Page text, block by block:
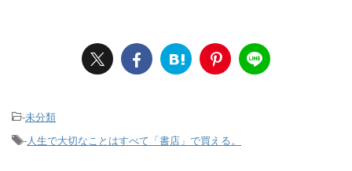
-未分類
- 人生で大切なことはすべて「書店」で買える。